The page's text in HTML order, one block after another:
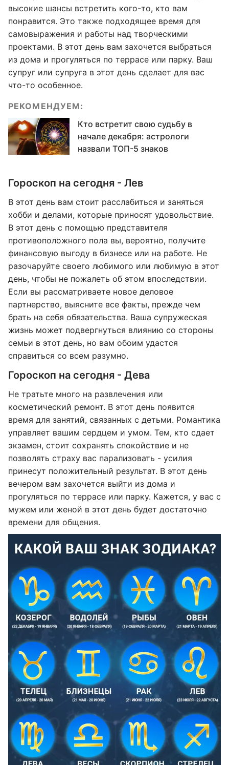
высокие шансы встретить кого-то, кто вам
понравится. Это также подходящее время для
самовыражения и работы над творческими
проектами. В этот день вам захочется выбраться
из дома и прогуляться по террасе или парку. Ваш
супруг или супруга в этот день сделает для вас
что-то особенное.
РЕКОМЕНДУЕМ:
Кто встретит свою судьбу в
начале декабря: астрологи
назвали ТОП-5 знаков
Гороскоп на сегодня - Лев
В этот день вам стоит расслабиться и заняться
хобби и делами, которые приносят удовольствие.
В этот день с помощью представителя
противоположного пола вы, вероятно, получите
финансовую выгоду в бизнесе или на работе. Не
разочаруйте своего любимого или любимую в этот
день, чтобы не пожалеть об этом впоследствии.
Если вы рассматриваете новое деловое
партнерство, выясните все факты, прежде чем
брать на себя обязательства. Ваша супружеская
жизнь может подвергнуться влиянию со стороны
семьи в этот день, но вам обоим удастся
справиться со всем разумно.
Гороскоп на сегодня - Дева
Не тратьте много на развлечения или
косметический ремонт. В этот день появится
время для занятий, связанных с детьми. Романтика
управляет вашим сердцем и умом. Тем, кто сдает
экзамен, стоит сохранять спокойствие и не
позволять страху вас парализовать - усилия
принесут положительный результат. В этот день
вечером вам захочется выйти из дома и
прогуляться по террасе или парку. Кажется, у вас с
мужем или женой в этот день будет достаточно
времени для общения.